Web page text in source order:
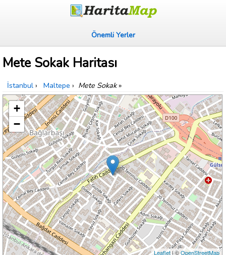
Önemli Yerler
Mete Sokak Haritası
İstanbul › Maltepe › Mete Sokak»
+
−
Leaflet| ©OpenStreetMap